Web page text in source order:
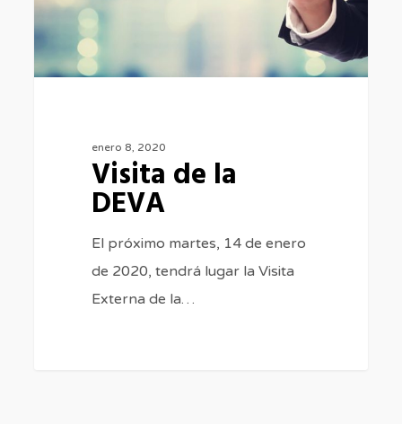
enero 8, 2020
Visita de la
DEVA
El próximo martes, 14 de enero
de 2020, tendrá lugar la Visita
Externa de la…